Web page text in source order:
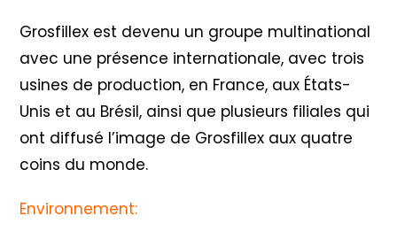
Grosfillex est devenu un groupe multinational
avec une présence internationale, avec trois
usines de production, en France, aux États-
Unis et au Brésil, ainsi que plusieurs filiales qui
ont diffusé l’image de Grosfillex aux quatre
coins du monde.
Environnement: